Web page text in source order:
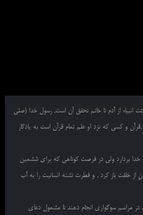
از آدم تا خاتم تحقق آن است, رسول خدا (صلی
و کسی که نزد او علم تمام قرآن است به یادگار
خدا بردارد ولی در فرصت کوتاهی که برای ششمین
خلقت باز کرد , و فطرت تشنه انسانیت را به آب
مراسم سوگواری انجام دهند تا مشمول دعای